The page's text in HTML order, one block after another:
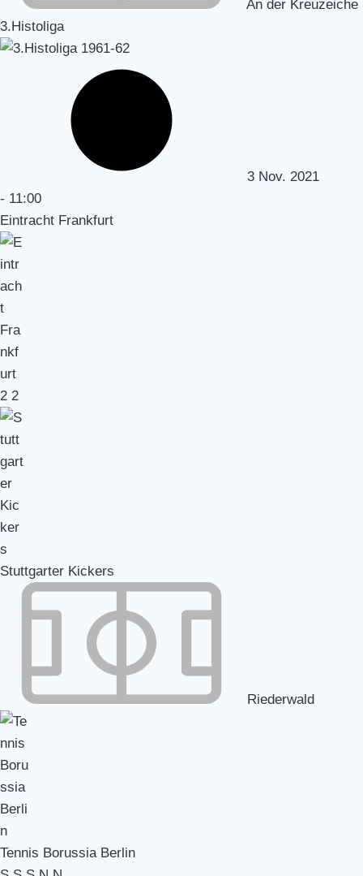
An der Kreuzeiche
3.Histoliga
3 Nov. 2021
- 11:00
Eintracht Frankfurt
2 2
Stuttgarter Kickers
Riederwald
Tennis Borussia Berlin